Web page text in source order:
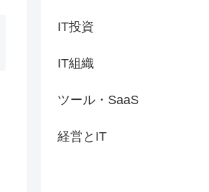
IT投資
IT組織
ツール・SaaS
経営とIT